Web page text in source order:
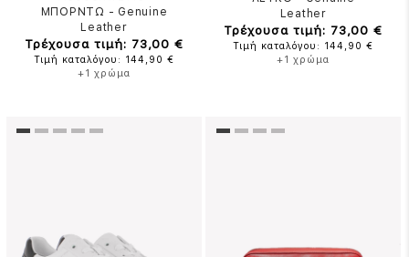
ΜΠΟΡΝΤΩ - Genuine
Leather
Τρέχουσα τιμή: 73,00 €
Τιμή καταλόγου: 144,90 €
+1 χρώμα
Leather
Τρέχουσα τιμή: 73,00 €
Τιμή καταλόγου: 144,90 €
+1 χρώμα